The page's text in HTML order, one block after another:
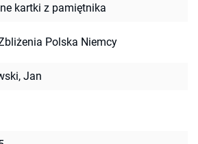
kartki z pamiętnika
Polska Niemcy
Jan